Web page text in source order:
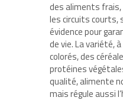
des aliments
les circuits courts,
évidence pour
de vie. La variété,
colorés, des
protéines
qualité, alimente
mais régule aussi